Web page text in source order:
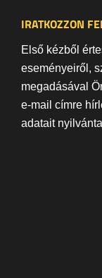
IRATKOZZON
Első kézből
eseményeiről,
megadásával
e-mail címre
adatait